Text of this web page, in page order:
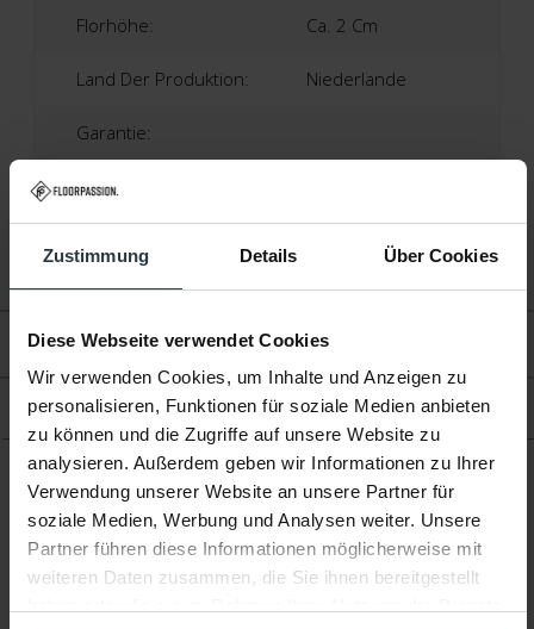
Zustimmung Details Über Cookies
Diese Webseite verwendet Cookies
Wir verwenden Cookies, um Inhalte und Anzeigen zu
personalisieren, Funktionen für soziale Medien anbieten
zu können und die Zugriffe auf unsere Website zu
analysieren. Außerdem geben wir Informationen zu Ihrer
Verwendung unserer Website an unsere Partner für
soziale Medien, Werbung und Analysen weiter. Unsere
Partner führen diese Informationen möglicherweise mit
weiteren Daten zusammen, die Sie ihnen bereitgestellt
Bewertungen
Produkt
Florhöhe: Ca. 2 Cm
Land Der Produktion: Niederlande
Garantie:
2 Jahre Herstellergarantie
Ergänzende Produkte